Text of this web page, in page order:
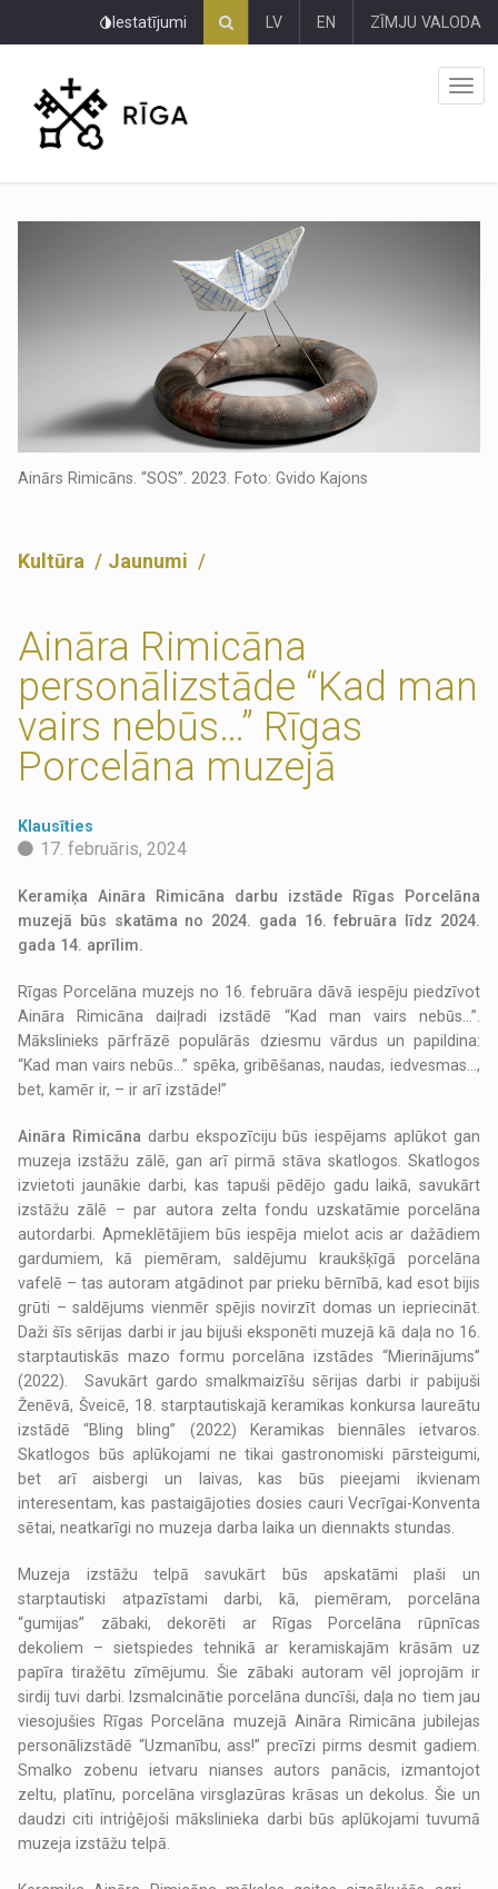
Iestatījumi LV EN ZĪMJU VALODA
Ainārs Rimicāns. “SOS”. 2023. Foto: Gvido Kajons
Kultūra Jaunumi
Aināra Rimicāna
personālizstāde “Kad man
vairs nebūs…” Rīgas
Porcelāna muzejā
Klausīties
17. februāris, 2024
Keramiķa Aināra Rimicāna darbu izstāde Rīgas Porcelāna
muzejā būs skatāma no 2024. gada 16. februāra līdz 2024.
gada 14. aprīlim.
Rīgas Porcelāna muzejs no 16. februāra dāvā iespēju piedzīvot
Aināra Rimicāna daiļradi izstādē “Kad man vairs nebūs…”.
Mākslinieks pārfrāzē populārās dziesmu vārdus un papildina:
“Kad man vairs nebūs…” spēka, gribēšanas, naudas, iedvesmas…,
bet, kamēr ir, – ir arī izstāde!”
Aināra Rimicāna darbu ekspozīciju būs iespējams aplūkot gan
muzeja izstāžu zālē, gan arī pirmā stāva skatlogos. Skatlogos
izvietoti jaunākie darbi, kas tapuši pēdējo gadu laikā, savukārt
izstāžu zālē – par autora zelta fondu uzskatāmie porcelāna
autordarbi. Apmeklētājiem būs iespēja mielot acis ar dažādiem
gardumiem, kā piemēram, saldējumu kraukšķīgā porcelāna
vafelē – tas autoram atgādinot par prieku bērnībā, kad esot bijis
grūti – saldējums vienmēr spējis novirzīt domas un iepriecināt.
Daži šīs sērijas darbi ir jau bijuši eksponēti muzejā kā daļa no 16.
starptautiskās mazo formu porcelāna izstādes “Mierinājums”
(2022). Savukārt gardo smalkmaizīšu sērijas darbi ir pabijuši
Ženēvā, Šveicē, 18. starptautiskajā keramikas konkursa laureātu
izstādē “Bling bling” (2022) Keramikas biennāles ietvaros.
Skatlogos būs aplūkojami ne tikai gastronomiski pārsteigumi,
bet arī aisbergi un laivas, kas būs pieejami ikvienam
interesentam, kas pastaigājoties dosies cauri Vecrīgai-Konventa
sētai, neatkarīgi no muzeja darba laika un diennakts stundas.
Muzeja izstāžu telpā savukārt būs apskatāmi plaši un
starptautiski atpazīstami darbi, kā, piemēram, porcelāna
“gumijas” zābaki, dekorēti ar Rīgas Porcelāna rūpnīcas
dekoliem – sietspiedes tehnikā ar keramiskajām krāsām uz
papīra tiražētu zīmējumu. Šie zābaki autoram vēl joprojām ir
sirdij tuvi darbi. Izsmalcinātie porcelāna duncīši, daļa no tiem jau
viesojušies Rīgas Porcelāna muzejā Aināra Rimicāna jubilejas
personālizstādē “Uzmanību, ass!” precīzi pirms desmit gadiem.
Smalko zobenu ietvaru nianses autors panācis, izmantojot
zeltu, platīnu, porcelāna virsglazūras krāsas un dekolus. Šie un
daudzi citi intriģējoši mākslinieka darbi būs aplūkojami tuvumā
muzeja izstāžu telpā.